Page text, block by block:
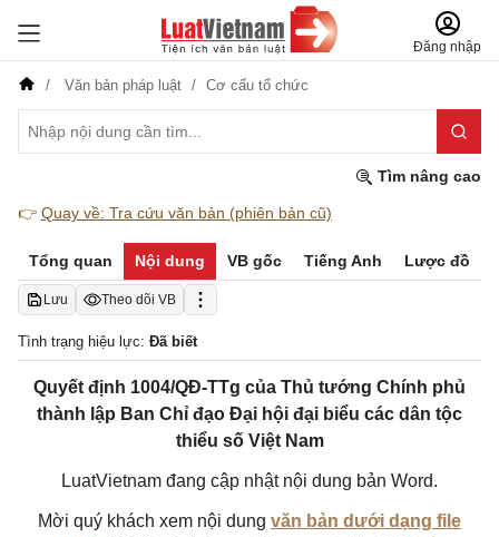
Đăng nhập
Văn bản pháp luật Cơ cấu tổ chức
Tìm nâng cao
👉 Quay về: Tra cứu văn bản (phiên bản cũ)
Tổng quan Nội dung VB gốc Tiếng Anh Lược đồ
Lưu Theo dõi VB
Tình trạng hiệu lực: Đã biết
Quyết định 1004/QĐ-TTg của Thủ tướng Chính phủ
thành lập Ban Chỉ đạo Đại hội đại biểu các dân tộc
thiểu số Việt Nam
LuatVietnam đang cập nhật nội dung bản Word.
Mời quý khách xem nội dung văn bản dưới dạng file